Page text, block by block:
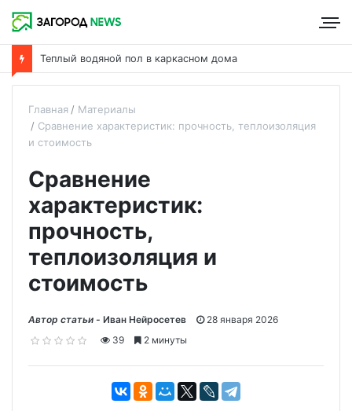
Теплый водяной пол в каркасном дома
Главная
Материалы
Сравнение характеристик: прочность, теплоизоляция
и стоимость
Сравнение
характеристик:
прочность,
теплоизоляция и
стоимость
Автор статьи - Иван Нейросетев
28 января 2026
39
2 минуты